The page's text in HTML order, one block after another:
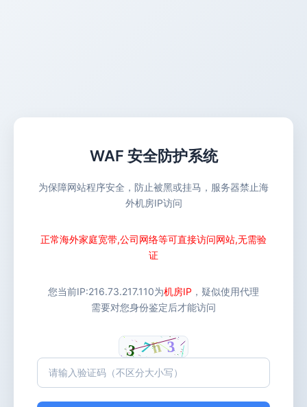
WAF 安全防护系统
为保障网站程序安全，防止被黑或挂马，服务器禁止海
外机房IP访问
正常海外家庭宽带,公司网络等可直接访问网站,无需验
证
您当前IP:216.73.217.110为机房IP ，疑似使用代理
需要对您身份鉴定后才能访问